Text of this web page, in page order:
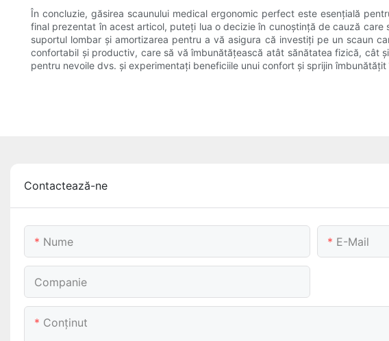
În concluzie, găsirea scaunului medical ergonomic perfect este esențială
final prezentat în acest articol, puteți lua o decizie în cunoștință de cauză
suportul lombar și amortizarea pentru a vă asigura că investiți pe un scaun
confortabil și productiv, care să vă îmbunătățească atât sănătatea fizică, cât
pentru nevoile dvs. și experimentați beneficiile unui confort și sprijin
Contactează-ne
Nume E-Mail
Companie
Conţinut